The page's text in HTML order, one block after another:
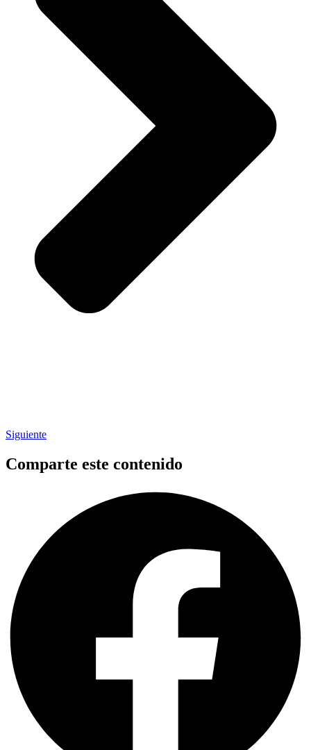
Siguiente
Comparte este contenido